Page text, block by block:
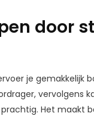
door
je gemakkelijk
vervolgens
Het maakt